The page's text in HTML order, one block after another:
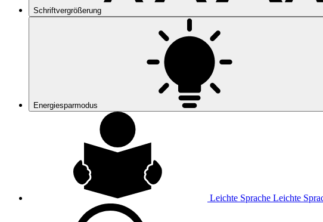
Schriftvergrößerung
Energiesparmodus
Leichte Sprache Leichte